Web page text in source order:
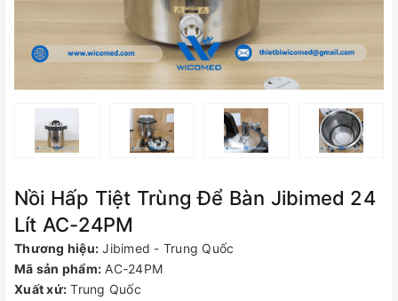
Nồi Hấp Tiệt Trùng Để Bàn Jibimed 24
Lít AC-24PM
Thương hiệu: Jibimed - Trung Quốc
Mã sản phẩm: AC-24PM
Xuất xứ: Trung Quốc